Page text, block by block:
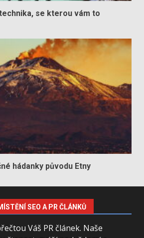
se kterou vám to
hádanky původu Etny
SEO A PR ČLÁNKŮ
Váš PR článek. Naše